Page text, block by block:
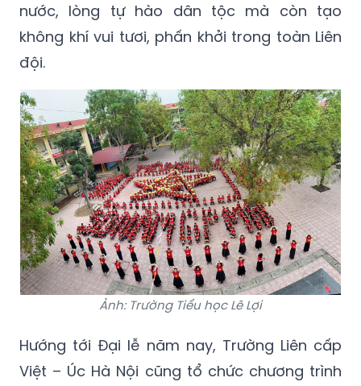
nước, lòng tự hào dân tộc mà còn tạo
không khí vui tươi, phấn khởi trong toàn Liên
đội.
Ảnh: Trường Tiểu học Lê Lợi
Hướng tới Đại lễ năm nay, Trường Liên cấp
Việt – Úc Hà Nội cũng tổ chức chương trình